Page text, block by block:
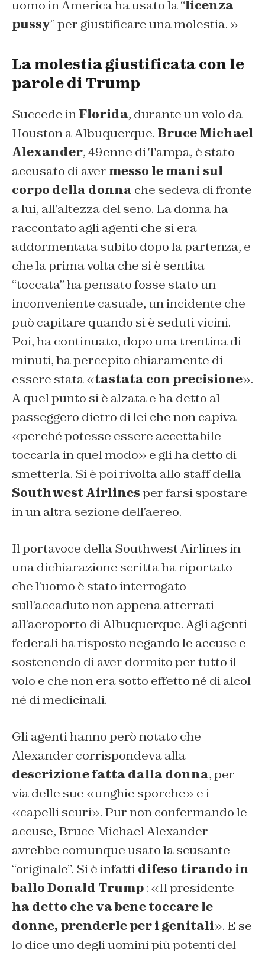
uomo in America ha usato la “licenza
pussy” per giustificare una molestia. »
La molestia giustificata con le
parole di Trump
Succede inFlorida, durante un volo da
Houston a Albuquerque. Bruce Michael
Alexander, 49enne di Tampa, è stato
accusato di aver messo le mani sul
corpo della donna che sedeva di fronte
a lui, all’altezza del seno. La donna ha
raccontato agli agenti che si era
addormentata subito dopo la partenza, e
che la prima volta che si è sentita
“toccata” ha pensato fosse stato un
inconveniente casuale, un incidente che
può capitare quando si è seduti vicini.
Poi, ha continuato, dopo una trentina di
minuti, ha percepito chiaramente di
essere stata «tastata con precisione».
A quel punto si è alzata e ha detto al
passeggero dietro di lei che non capiva
«perché potesse essere accettabile
toccarla in quel modo» e gli ha detto di
smetterla. Si è poi rivolta allo staff della
Southwest Airlinesper farsi spostare
in un altra sezione dell’aereo.
Il portavoce della Southwest Airlines in
una dichiarazione scritta ha riportato
che l’uomo è stato interrogato
sull’accaduto non appena atterrati
all’aeroporto di Albuquerque. Agli agenti
federali ha risposto negando le accuse e
sostenendo di aver dormito per tutto il
volo e che non era sotto effetto né di alcol
né di medicinali.
Gli agenti hanno però notato che
Alexander corrispondeva alla
descrizione fatta dalla donna, per
via delle sue «unghie sporche» e i
«capelli scuri». Pur non confermando le
accuse, Bruce Michael Alexander
avrebbe comunque usato la scusante
“originale”. Si è infattidifeso tirando in
ballo Donald Trump: «Il presidente
ha detto che va bene toccare le
donne, prenderle per i genitali». E se
lo dice uno degli uomini più potenti del